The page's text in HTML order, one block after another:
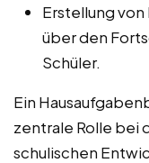
Erstellung
über den
Schüler.
Ein
zentrale Rolle bei
schulischen